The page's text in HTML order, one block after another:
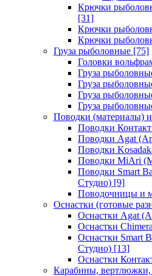
Крючки
[31]
Крючки
Крючки
Груза рыболовные [75]
Головки
Груза
Груза
Груза
Груза
Поводки (материалы)
Поводки Контакт
Поводки Agat
Поводки
Поводки MiAri
Поводки Smart
Студио) [9]
Поводочницы и
Оснастки (готовые
Оснастки Agat
Оснастки
Оснастки Smart
Студио) [13]
Оснастки
Карабины, вертлюжки,